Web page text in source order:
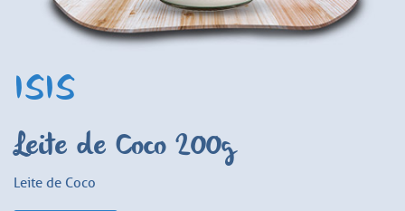
ISIS
Leite de Coco 200g
Leite de Coco